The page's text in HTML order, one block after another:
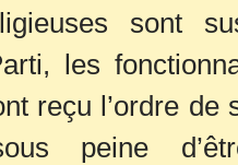
sont
les
reçu l’ordre de
peine